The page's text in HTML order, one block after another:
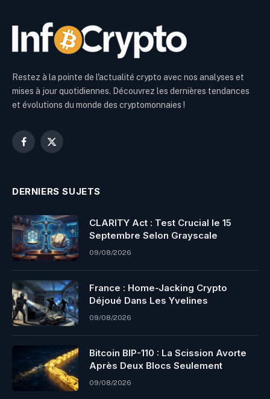
Restez à la pointe de l'actualité crypto avec nos analyses et
mises à jour quotidiennes. Découvrez les dernières tendances
et évolutions du monde des cryptomonnaies !
Facebook
X
DERNIERS SUJETS
CLARITY Act : Test Crucial le 15
Septembre Selon Grayscale
09/08/2026
France : Home-Jacking Crypto
Déjoué Dans Les Yvelines
09/08/2026
Bitcoin BIP-110 : La Scission Avorte
Après Deux Blocs Seulement
09/08/2026